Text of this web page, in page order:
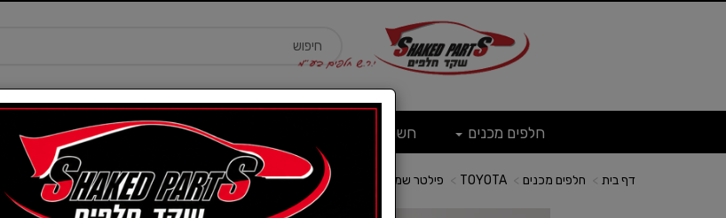
חלפים מכנים חשמל ציוד, אביזרים ומוצרים לרכב
דף בית חלפים מכנים TOYOTA פילטר שמן-טויוטה